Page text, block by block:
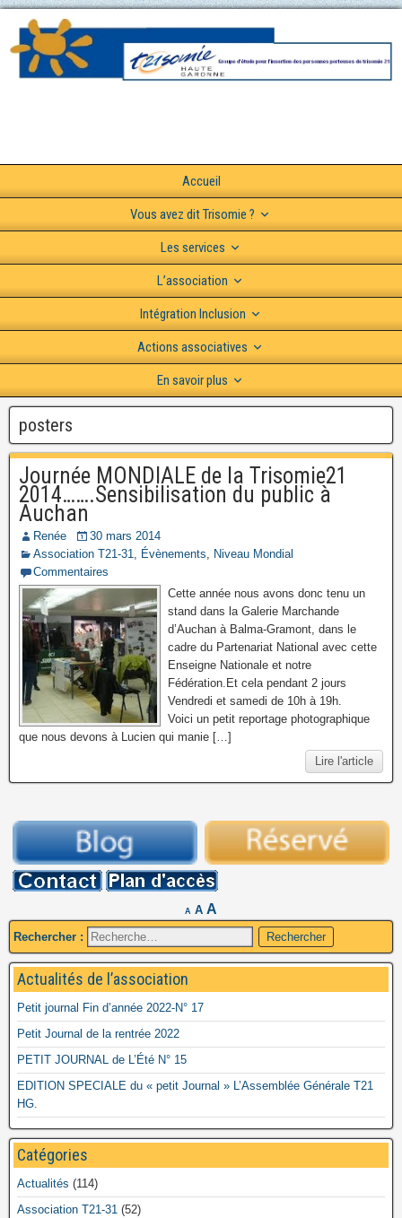
Accueil
Vous avez dit Trisomie ?
Les services
L’association
Intégration Inclusion
Actions associatives
En savoir plus
posters
Journée MONDIALE de la Trisomie21
2014…….Sensibilisation du public à
Auchan
Renée
30 mars 2014
Association T21-31, Évènements, Niveau Mondial
Commentaires
Cette année nous avons donc tenu un
stand dans la Galerie Marchande
d’Auchan à Balma-Gramont, dans le
cadre du Partenariat National avec cette
Enseigne Nationale et notre
Fédération.Et cela pendant 2 jours
Vendredi et samedi de 10h à 19h.
Voici un petit reportage photographique
que nous devons à Lucien qui manie […]
Lire l'article
A A A
Rechercher :
Actualités de l’association
Petit journal Fin d’année 2022-N° 17
Petit Journal de la rentrée 2022
PETIT JOURNAL de L’Été N° 15
EDITION SPECIALE du « petit Journal » L’Assemblée Générale T21
HG.
Catégories
Actualités (114)
Association T21-31 (52)